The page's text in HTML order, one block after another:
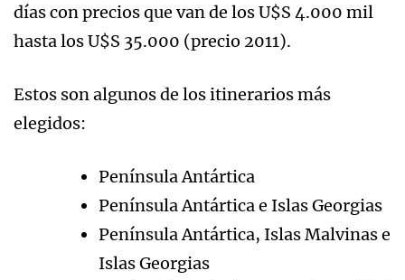
días con precios que van de los U$S 4.000 mil
hasta los U$S 35.000 (precio 2011).
Estos son algunos de los itinerarios más
elegidos:
Península Antártica
Península Antártica e Islas Georgias
Península Antártica, Islas Malvinas e
Islas Georgias